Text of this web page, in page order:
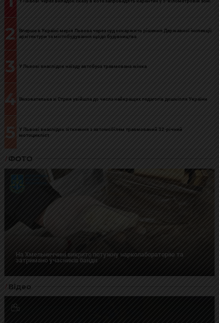
2
Вперше в Україні мерія Львова через суд оскаржить рішення Державної інспекції
архітектури та містобудування щодо будівництва
3 У Львові внаслідок наїзду автобуса травмована жінка
4 Вихователька зі Стрия увійшла до числа найкращих педагогів дошкілля України
5
У Львові внаслідок зіткнення з автомобілем травмований 32-річний
мотоцикліст
ФОТО
На Хмельниччині викрито потужну нарколабораторію та
затримано учасників банди
Відео